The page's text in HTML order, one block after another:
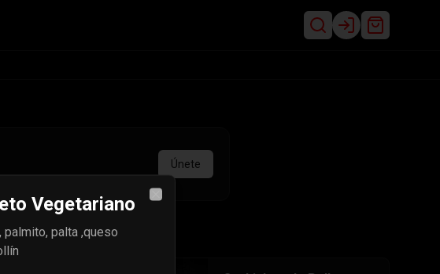
Login
Únete
Vegetariano
palmito, palta ,queso